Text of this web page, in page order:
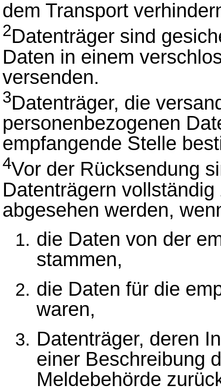
dem Transport
2Datenträger sind
Daten in einem
versenden.
3Datenträger, die
personenbezogenen
empfangende Stelle
4Vor der Rücksendung
Datenträgern
abgesehen werden,
die Daten von der
stammen,
die Daten für die
waren,
Datenträger, deren
einer Beschreibung
Meldebehörde